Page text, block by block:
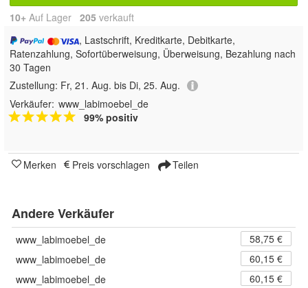
10+ Auf Lager 205 verkauft
, Lastschrift, Kreditkarte, Debitkarte,
Ratenzahlung, Sofortüberweisung, Überweisung, Bezahlung nach
30 Tagen
Zustellung: Fr, 21. Aug. bis Di, 25. Aug.
Verkäufer: www_labimoebel_de
99% positiv
Merken Preis vorschlagen Teilen
Andere Verkäufer
www_labimoebel_de
58,75 €
www_labimoebel_de
60,15 €
www_labimoebel_de
60,15 €